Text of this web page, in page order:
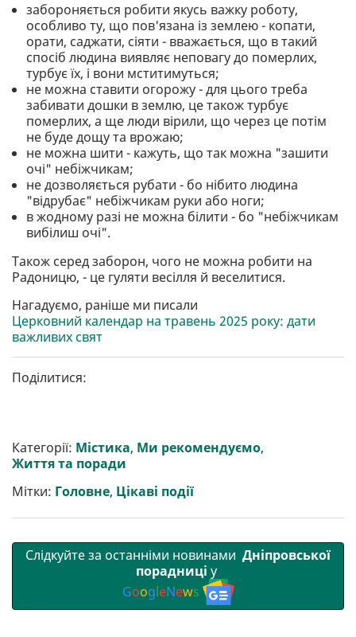
забороняється робити якусь важку роботу,
особливо ту, що пов'язана із землею - копати,
орати, саджати, сіяти - вважається, що в такий
спосіб людина виявляє неповагу до померлих,
турбує їх, і вони мститимуться;
не можна ставити огорожу - для цього треба
забивати дошки в землю, це також турбує
померлих, а ще люди вірили, що через це потім
не буде дощу та врожаю;
не можна шити - кажуть, що так можна "зашити
очі" небіжчикам;
не дозволяється рубати - бо нібито людина
"відрубає" небіжчикам руки або ноги;
в жодному разі не можна білити - бо "небіжчикам
вибілиш очі".
Також серед заборон, чого не можна робити на
Радоницю, - це гуляти весілля й веселитися.
Нагадуємо, раніше ми писали
Церковний календар на травень 2025 року: дати
важливих свят
Поділитися:
Категорії: Містика, Ми рекомендуємо,
Життя та поради
Мітки: Головне, Цікаві події
Слідкуйте за останніми новинами Дніпровської
порадниці у
GoogleNews